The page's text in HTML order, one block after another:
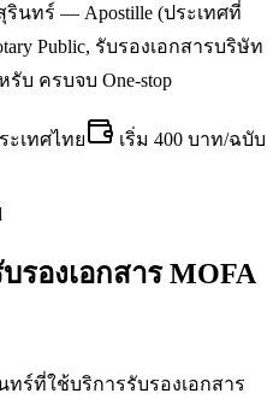
นทร์ — Apostille (ประเทศที่
Public, รับรองเอกสารบริษัท
บ ครบจบ One-stop
ะเทศไทย เริ่ม 400 บาท/ฉบับ
รองเอกสาร MOFA
ร์ที่ใช้บริการรับรองเอกสาร